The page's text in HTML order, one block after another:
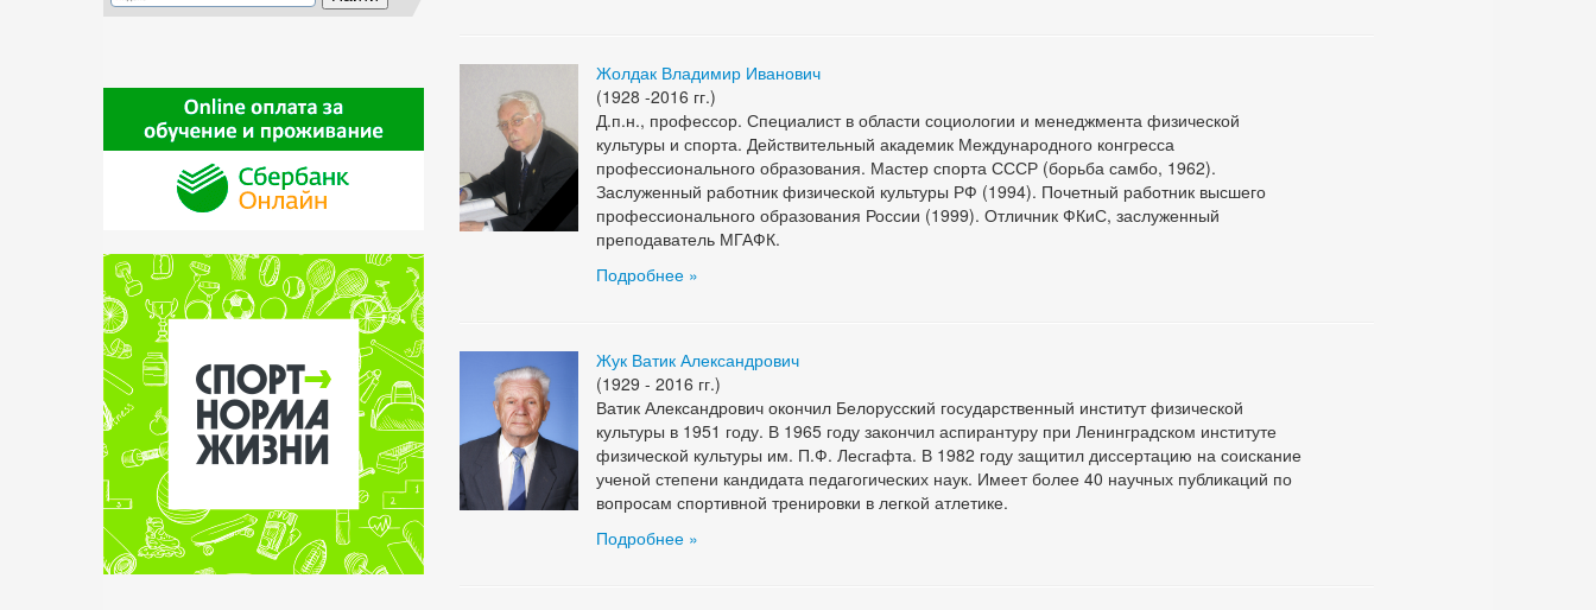
Жолдак Владимир Иванович
(1928 -2016 гг.)
Д.п.н., профессор. Специалист в области социологии и менеджмента физической
культуры и спорта. Действительный академик Международного конгресса
профессионального образования. Мастер спорта СССР (борьба самбо, 1962).
Заслуженный работник физической культуры РФ (1994). Почетный работник высшего
профессионального образования России (1999). Отличник ФКиС, заслуженный
преподаватель МГАФК.
Подробнее »
Жук Ватик Александрович
(1929 - 2016 гг.)
Ватик Александрович окончил Белорусский государственный институт физической
культуры в 1951 году. В 1965 году закончил аспирантуру при Ленинградском институте
физической культуры им. П.Ф. Лесгафта. В 1982 году защитил диссертацию на соискание
ученой степени кандидата педагогических наук. Имеет более 40 научных публикаций по
вопросам спортивной тренировки в легкой атлетике.
Подробнее »